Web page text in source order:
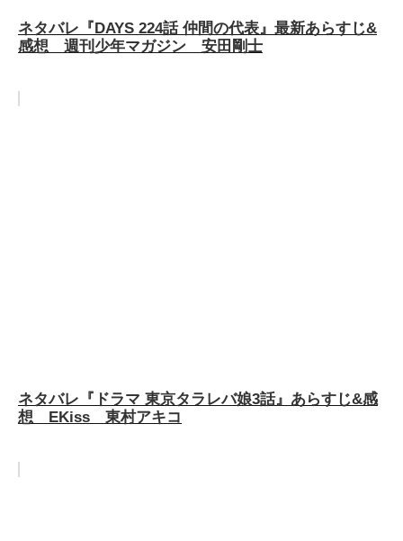
ネタバレ『DAYS 224話 仲間の代表』最新あらすじ&
感想 週刊少年マガジン 安田剛士
ネタバレ『ドラマ 東京タラレバ娘3話』あらすじ&感
想 EKiss 東村アキコ